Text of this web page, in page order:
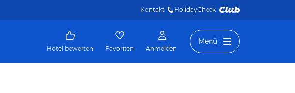
Kontakt HolidayCheck
Hotel bewerten Favoriten Anmelden
Menü